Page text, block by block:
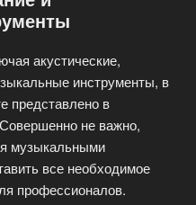
акустические,
инструменты, в
представлено в
не важно,
музыкальными
все необходимое
профессионалов.